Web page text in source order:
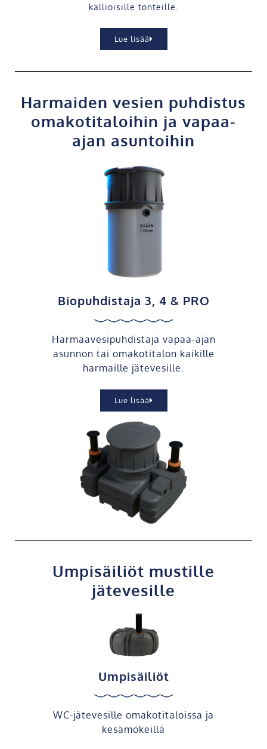
kallioisille tonteille.
Lue lisää
Harmaiden vesien puhdistus
omakotitaloihin ja vapaa-
ajan asuntoihin
Biopuhdistaja 3, 4 & PRO
Harmaavesipuhdistaja vapaa-ajan
asunnon tai omakotitalon kaikille
harmaille jätevesille.
Lue lisää
Umpisäiliöt mustille
jätevesille
Umpisäiliöt
WC-jätevesille omakotitaloissa ja
kesämökeillä